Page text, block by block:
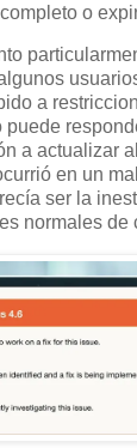
o
a
a actualizar
en un
ser la
normales de